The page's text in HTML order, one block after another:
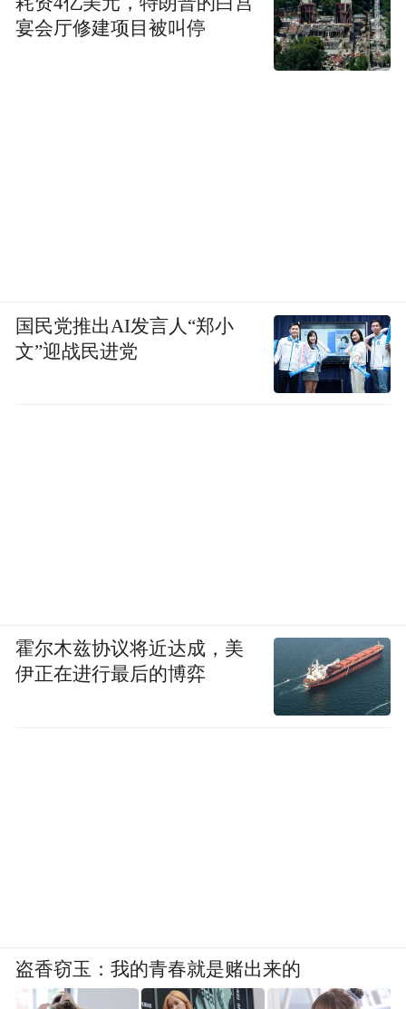
宴会厅修建项目被叫停
国民党推出AI发言人“郑小
文”迎战民进党
霍尔木兹协议将近达成，美
伊正在进行最后的博弈
盗香窃玉：我的青春就是赌出来的